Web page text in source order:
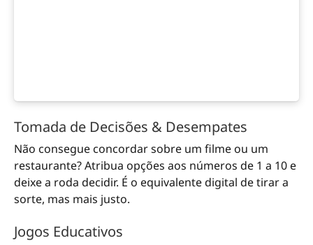
Tomada de Decisões & Desempates
Não consegue concordar sobre um filme ou um
restaurante? Atribua opções aos números de 1 a 10 e
deixe a roda decidir. É o equivalente digital de tirar a
sorte, mas mais justo.
Jogos Educativos